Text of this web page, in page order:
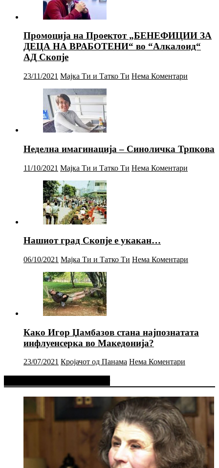
Промоција на Проектот „БЕНЕФИЦИИ ЗА
ДЕЦА НА ВРАБОТЕНИ“ во “Алкалоид“
АД Скопје
23/11/2021 Мајка Ти и Татко Ти Нема Коментари
Неделна имагинација – Синоличка Трпкова
11/10/2021 Мајка Ти и Татко Ти Нема Коментари
Нашиот град Скопје е укакан…
06/10/2021 Мајка Ти и Татко Ти Нема Коментари
Како Игор Џамбазов стана најпознатата
инфлуенсерка во Македонија?
23/07/2021 Кројачот од Панама Нема Коментари